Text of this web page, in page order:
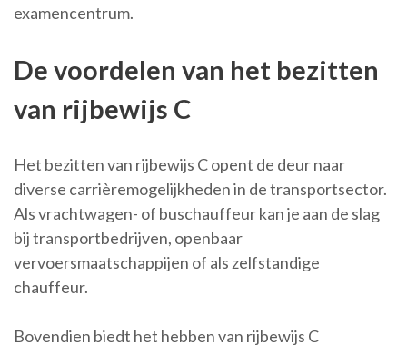
examencentrum.
De voordelen van het bezitten
van rijbewijs C
Het bezitten van rijbewijs C opent de deur naar
diverse carrièremogelijkheden in de transportsector.
Als vrachtwagen- of buschauffeur kan je aan de slag
bij transportbedrijven, openbaar
vervoersmaatschappijen of als zelfstandige
chauffeur.
Bovendien biedt het hebben van rijbewijs C